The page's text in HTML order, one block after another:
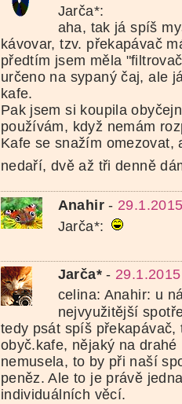
Jarča*:
aha, tak já spíš
kávovar, tzv. překapávač
předtím jsem měla
určeno na sypaný čaj, ale
kafe.
Pak jsem si koupila
používám, když nemám
Kafe se snažím omezovat,
nedaří, dvě až tři denně
Anahir-
Jarča*:
Jarča*-
celina: Anahir: u
nejvyužitější
tedy psát spíš překapávač,
obyč.kafe, nějaký na
nemusela, to by při naší
peněz. Ale to je právě
individuálních věcí.